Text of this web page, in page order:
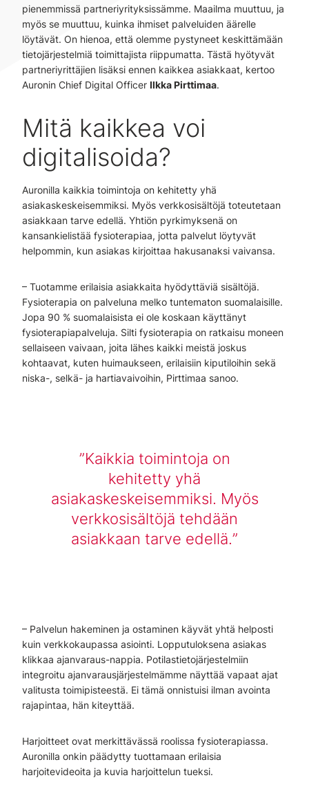
pienemmissä partneriyrityksissämme. Maailma muuttuu, ja
myös se muuttuu, kuinka ihmiset palveluiden äärelle
löytävät. On hienoa, että olemme pystyneet keskittämään
tietojärjestelmiä toimittajista riippumatta. Tästä hyötyvät
partneriyrittäjien lisäksi ennen kaikkea asiakkaat, kertoo
Auronin Chief Digital Officer Ilkka Pirttimaa.
Mitä kaikkea voi
digitalisoida?
Auronilla kaikkia toimintoja on kehitetty yhä
asiakaskeskeisemmiksi. Myös verkkosisältöjä toteutetaan
asiakkaan tarve edellä. Yhtiön pyrkimyksenä on
kansankielistää fysioterapiaa, jotta palvelut löytyvät
helpommin, kun asiakas kirjoittaa hakusanaksi vaivansa.
– Tuotamme erilaisia asiakkaita hyödyttäviä sisältöjä.
Fysioterapia on palveluna melko tuntematon suomalaisille.
Jopa 90 % suomalaisista ei ole koskaan käyttänyt
fysioterapiapalveluja. Silti fysioterapia on ratkaisu moneen
sellaiseen vaivaan, joita lähes kaikki meistä joskus
kohtaavat, kuten huimaukseen, erilaisiin kiputiloihin sekä
niska-, selkä- ja hartiavaivoihin, Pirttimaa sanoo.
Kaikkia toimintoja on
kehitetty yhä
asiakaskeskeisemmiksi. Myös
verkkosisältöjä tehdään
asiakkaan tarve edellä.
– Palvelun hakeminen ja ostaminen käyvät yhtä helposti
kuin verkkokaupassa asiointi. Lopputuloksena asiakas
klikkaa ajanvaraus-nappia. Potilastietojärjestelmiin
integroitu ajanvarausjärjestelmämme näyttää vapaat ajat
valitusta toimipisteestä. Ei tämä onnistuisi ilman avointa
rajapintaa, hän kiteyttää.
Harjoitteet ovat merkittävässä roolissa fysioterapiassa.
Auronilla onkin päädytty tuottamaan erilaisia
harjoitevideoita ja kuvia harjoittelun tueksi.